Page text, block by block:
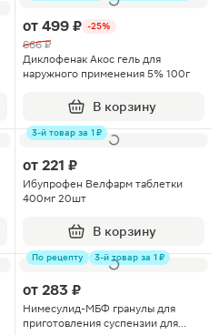
от 499 ₽ -25%
666 ₽
Диклофенак Акос гель для
наружного применения 5% 100г
В корзину
3-й товар за 1 ₽
от 221 ₽
Ибупрофен Велфарм таблетки
400мг 20шт
В корзину
По рецепту 3-й товар за 1 ₽
от 283 ₽
Нимесулид-МБФ гранулы для
приготовления суспензии для